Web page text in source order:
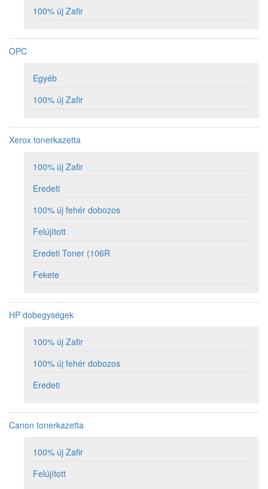
100% új Zafir
OPC
Egyéb
100% új Zafir
Xerox tonerkazetta
100% új Zafir
Eredeti
100% új fehér dobozos
Felújított
Eredeti Toner (106R
Fekete
HP dobegységek
100% új Zafir
100% új fehér dobozos
Eredeti
Canon tonerkazetta
100% új Zafir
Felújított